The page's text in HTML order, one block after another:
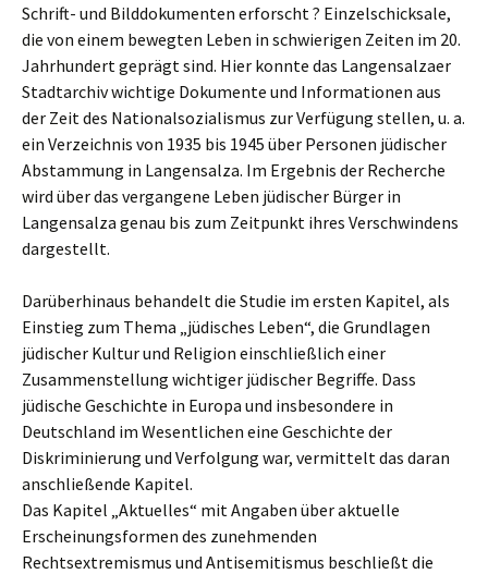
Schrift- und Bilddokumenten erforscht ? Einzelschicksale,
die von einem bewegten Leben in schwierigen Zeiten im 20.
Jahrhundert geprägt sind. Hier konnte das Langensalzaer
Stadtarchiv wichtige Dokumente und Informationen aus
der Zeit des Nationalsozialismus zur Verfügung stellen, u. a.
ein Verzeichnis von 1935 bis 1945 über Personen jüdischer
Abstammung in Langensalza. Im Ergebnis der Recherche
wird über das vergangene Leben jüdischer Bürger in
Langensalza genau bis zum Zeitpunkt ihres Verschwindens
dargestellt.
Darüberhinaus behandelt die Studie im ersten Kapitel, als
Einstieg zum Thema „jüdisches Leben“, die Grundlagen
jüdischer Kultur und Religion einschließlich einer
Zusammenstellung wichtiger jüdischer Begriffe. Dass
jüdische Geschichte in Europa und insbesondere in
Deutschland im Wesentlichen eine Geschichte der
Diskriminierung und Verfolgung war, vermittelt das daran
anschließende Kapitel.
Das Kapitel „Aktuelles“ mit Angaben über aktuelle
Erscheinungsformen des zunehmenden
Rechtsextremismus und Antisemitismus beschließt die